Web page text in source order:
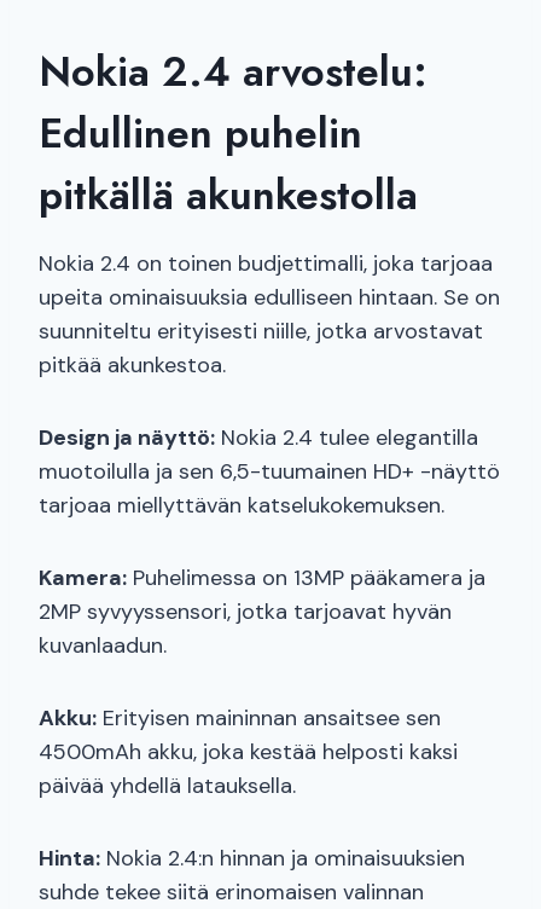
Nokia 2.4 arvostelu:
Edullinen puhelin
pitkällä akunkestolla
Nokia 2.4 on toinen budjettimalli, joka tarjoaa
upeita ominaisuuksia edulliseen hintaan. Se on
suunniteltu erityisesti niille, jotka arvostavat
pitkää akunkestoa.
Design ja näyttö: Nokia 2.4 tulee elegantilla
muotoilulla ja sen 6,5-tuumainen HD+ -näyttö
tarjoaa miellyttävän katselukokemuksen.
Kamera: Puhelimessa on 13MP pääkamera ja
2MP syvyyssensori, jotka tarjoavat hyvän
kuvanlaadun.
Akku: Erityisen maininnan ansaitsee sen
4500mAh akku, joka kestää helposti kaksi
päivää yhdellä latauksella.
Hinta: Nokia 2.4:n hinnan ja ominaisuuksien
suhde tekee siitä erinomaisen valinnan